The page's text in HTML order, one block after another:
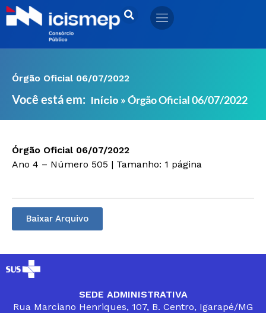
Ir
para
Órgão Oficial 06/07/2022
Você está em: Início »Órgão Oficial 06/07/2022
Órgão Oficial 06/07/2022
Ano 4 – Número 505 | Tamanho: 1 página
Baixar Arquivo
SEDE ADMINISTRATIVA
Rua Marciano Henriques, 107, B. Centro, Igarapé/MG